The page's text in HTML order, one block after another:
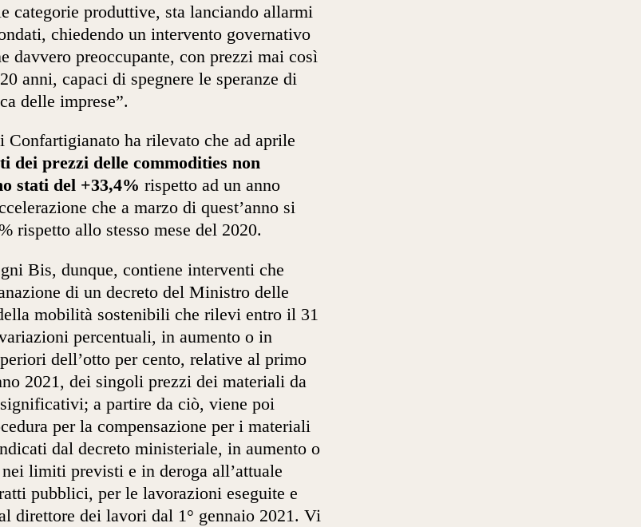
categorie produttive, sta lanciando allarmi
chiedendo un intervento governativo
davvero preoccupante, con prezzi mai così
anni, capaci di spegnere le speranze di
delle imprese”.
Confartigianato ha rilevato che ad aprile
dei prezzi delle commodities non
stati del +33,4% rispetto ad un anno
che a marzo di quest’anno si
rispetto allo stesso mese del 2020.
Bis, dunque, contiene interventi che
di un decreto del Ministro delle
mobilità sostenibili che rilevi entro il 31
percentuali, in aumento o in
dell’otto per cento, relative al primo
2021, dei singoli prezzi dei materiali da
a partire da ciò, viene poi
per la compensazione per i materiali
dal decreto ministeriale, in aumento o
limiti previsti e in deroga all’attuale
pubblici, per le lavorazioni eseguite e
direttore dei lavori dal 1° gennaio 2021. Vi